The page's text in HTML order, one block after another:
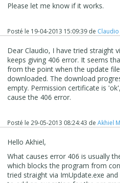
Please let me know if it works.
Posté le 19-04-2013 15:09:39 de Claudio
Dear Claudio, I have tried straight
keeps giving 406 error. It seems
from the point when the update
downloaded. The download
empty. Permission certificate is
cause the 406 error.
Posté le 29-05-2013 08:24:43 de Akhiel
Hello Akhiel,
What causes error 406 is usually
which blocks the program from
tried straight via ImUpdate.exe